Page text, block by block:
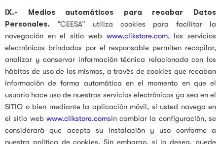
IX.- Medios automáticos para recabar Datos
Personales. “CEESA” utiliza cookies para facilitar la
navegación en el sitio web www.clikstore.com, los servicios
electrónicos brindados por el responsable permiten recopilar,
analizar y conservar información técnica relacionada con los
hábitos de uso de los mismos, a través de cookies que recaban
información de forma automática en el momento en que el
usuario hace uso de nuestros servicios electrónicos ya sea en el
SITIO o bien mediante la aplicación móvil, si usted navega en
el sitio web www.clikstore.comsin cambiar la configuración, se
considerará que acepta su instalación y uso conforme a
nuestra política de cookies. Sin embargo, si lo desea, puede